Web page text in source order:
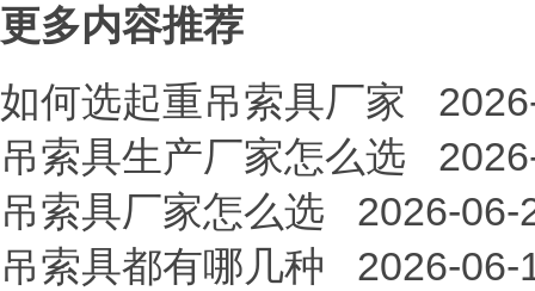
更多内容推荐
如何选起重吊索具厂家
吊索具生产厂家怎么选
吊索具厂家怎么选
2026-06-
吊索具都有哪几种
2026-06-